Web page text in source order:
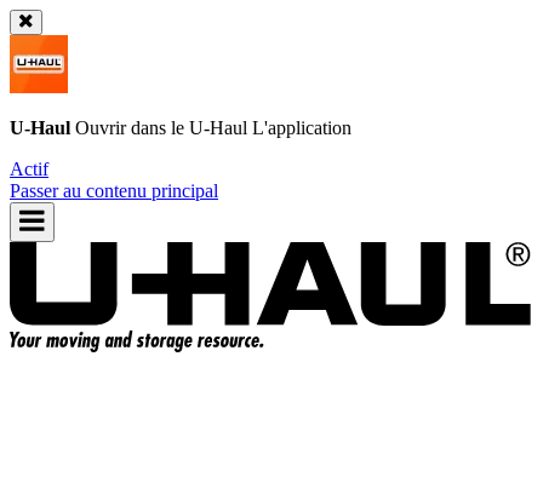
U-Haul Ouvrir dans le U-Haul L'application
Actif
Passer au contenu principal